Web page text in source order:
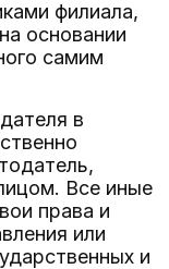
филиала,
основании
самим
в
Все иные
права и
или
и